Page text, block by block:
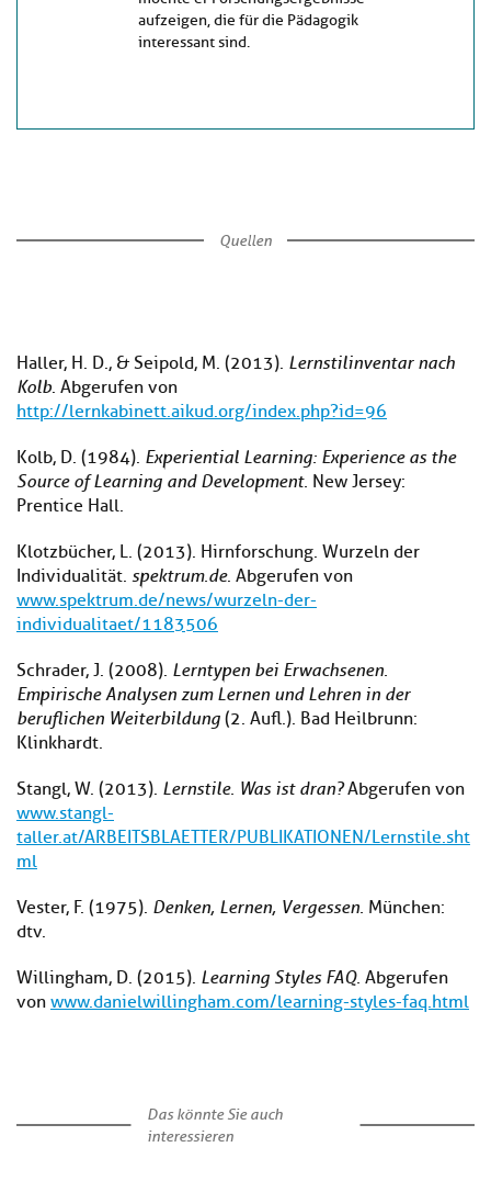
aufzeigen, die für die Pädagogik
interessant sind.
Quellen
Haller, H. D., & Seipold, M. (2013). Lernstilinventar nach
Kolb. Abgerufen von
http://lernkabinett.aikud.org/index.php?id=96
Kolb, D. (1984). Experiential Learning: Experience as the
Source of Learning and Development. New Jersey:
Prentice Hall.
Klotzbücher, L. (2013). Hirnforschung. Wurzeln der
Individualität. spektrum.de. Abgerufen von
www.spektrum.de/news/wurzeln-der-
individualitaet/1183506
Schrader, J. (2008). Lerntypen bei Erwachsenen.
Empirische Analysen zum Lernen und Lehren in der
beruflichen Weiterbildung (2. Aufl.). Bad Heilbrunn:
Klinkhardt.
Stangl, W. (2013). Lernstile. Was ist dran?Abgerufen von
www.stangl-
taller.at/ARBEITSBLAETTER/PUBLIKATIONEN/Lernstile.sht
ml
Vester, F. (1975). Denken, Lernen, Vergessen. München:
dtv.
Willingham, D. (2015). Learning Styles FAQ. Abgerufen
von www.danielwillingham.com/learning-styles-faq.html
Das könnte Sie auch
interessieren